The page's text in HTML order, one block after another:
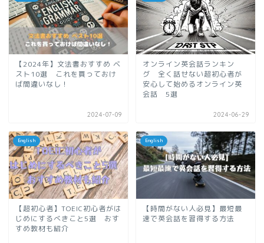
【2024年】文法書おすすめ ベ
スト10選 これを買っておけ
ば間違いなし！
2024-07-09
オンライン英会話ランキン
グ 全く話せない超初心者が
安心して始めるオンライン英
会話 5選
2024-06-29
English
【超初心者】TOEIC初心者がは
じめにするべきこと5選 おす
すめ教材も紹介
English
【時間がない人必見】最短最
速で英会話を習得する方法